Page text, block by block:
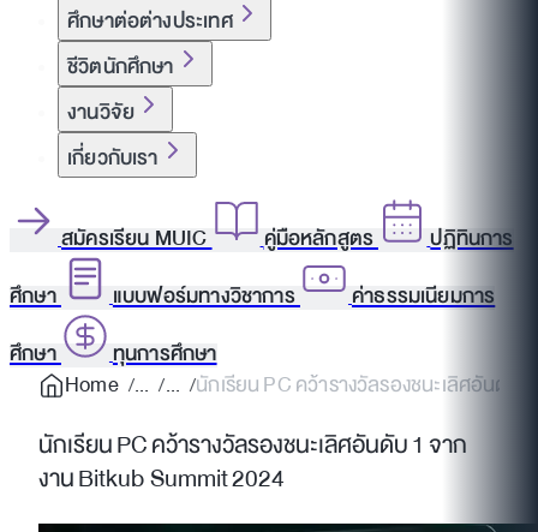
ศึกษาต่อต่างประเทศ
ชีวิตนักศึกษา
งานวิจัย
เกี่ยวกับเรา
สมัครเรียน MUIC คู่มือหลักสูตร
ปฏิทินการ
ศึกษา
แบบฟอร์มทางวิชาการ
ค่าธรรมเนียมการ
ศึกษา
ทุนการศึกษา
Home
นักเรียน PC คว้ารางวัลรองชนะเลิศอันดับ
นักเรียน PC คว้ารางวัลรองชนะเลิศอันดับ 1 จาก
งาน Bitkub Summit 2024